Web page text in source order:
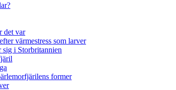
det var
värmestress som larver
sig i Storbritannien
former